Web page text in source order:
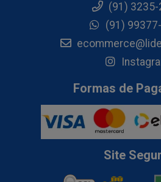
(91) 3235-
(91)
Formas de
Site